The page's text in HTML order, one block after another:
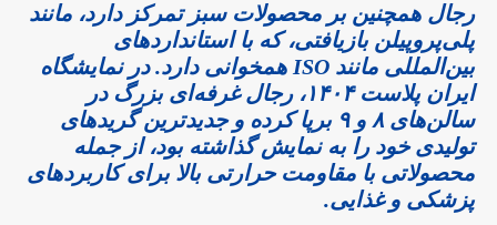
رجال همچنین بر محصولات سبز تمرکز دارد، مانند
پلی‌پروپیلن بازیافتی، که با استانداردهای
بین‌المللی مانند ISO همخوانی دارد. در نمایشگاه
ایران پلاست ۱۴۰۴، رجال غرفه‌ای بزرگ در
سالن‌های ۸ و ۹ برپا کرده و جدیدترین گریدهای
تولیدی خود را به نمایش گذاشته بود، از جمله
محصولاتی با مقاومت حرارتی بالا برای کاربردهای
پزشکی و غذایی.